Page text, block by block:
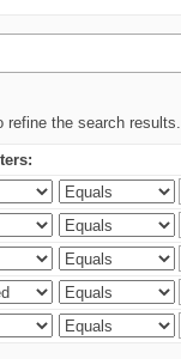
refine the search results.